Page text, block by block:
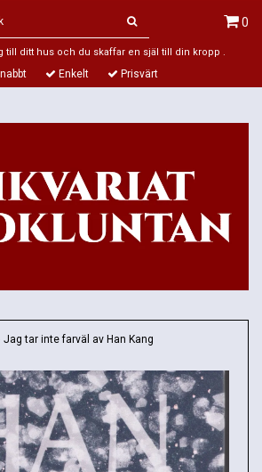
0
till ditt hus och du skaffar en själ till din kropp .
Enkelt Prisvärt
Jag tar inte farväl av Han Kang